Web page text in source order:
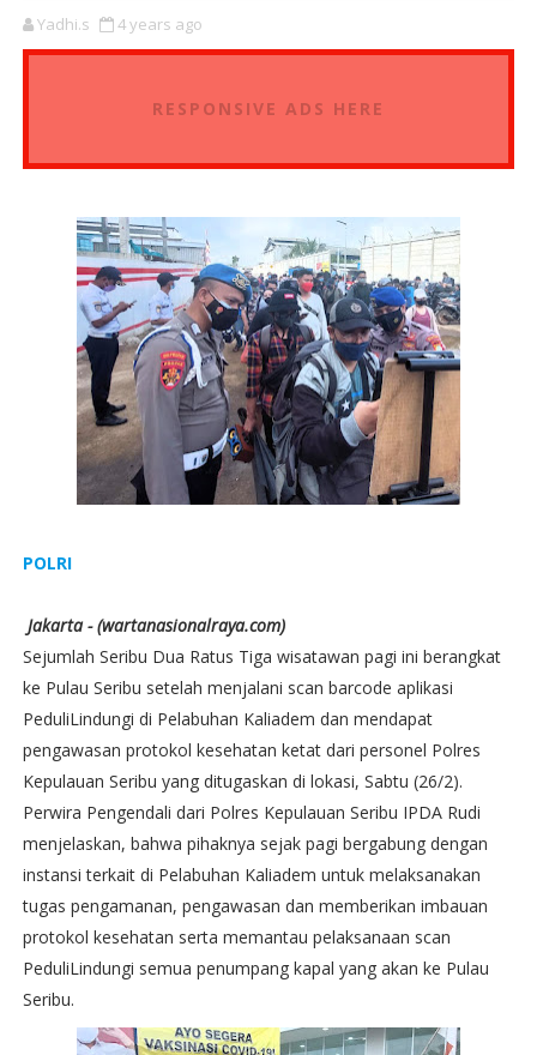
Yadhi.s 4 years ago
RESPONSIVE ADS HERE
POLRI
Jakarta - (wartanasionalraya.com)
Sejumlah Seribu Dua Ratus Tiga wisatawan pagi ini berangkat
ke Pulau Seribu setelah menjalani scan barcode aplikasi
PeduliLindungi di Pelabuhan Kaliadem dan mendapat
pengawasan protokol kesehatan ketat dari personel Polres
Kepulauan Seribu yang ditugaskan di lokasi, Sabtu (26/2).
Perwira Pengendali dari Polres Kepulauan Seribu IPDA Rudi
menjelaskan, bahwa pihaknya sejak pagi bergabung dengan
instansi terkait di Pelabuhan Kaliadem untuk melaksanakan
tugas pengamanan, pengawasan dan memberikan imbauan
protokol kesehatan serta memantau pelaksanaan scan
PeduliLindungi semua penumpang kapal yang akan ke Pulau
Seribu.